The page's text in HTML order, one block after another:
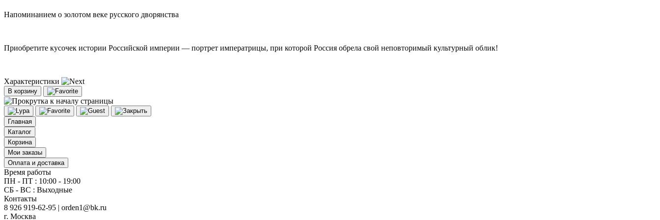
Напоминанием о золотом веке русского дворянства
Приобретите кусочек истории Российской империи — портрет императрицы, при которой Россия обрела свой неповторимый культурный облик!
Характеристики
В корзину
Главная
Каталог
Корзина
Мои заказы
Оплата и доставка
Время работы
ПН - ПТ : 10:00 - 19:00
СБ - ВС : Выходные
Контакты
8 926 919-62-95 | orden1@bk.ru
г. Москва